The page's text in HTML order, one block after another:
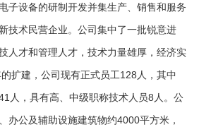
子设备的研制开发并集生产、销售和服务
技术民营企业。公司集中了一批锐意进
人才和管理人才，技术力量雄厚，经济实
扩建，公司现有正式员工128人，其中
人，具有高、中级职称技术人员8人。公
办公及辅助设施建筑物约4000平方米，